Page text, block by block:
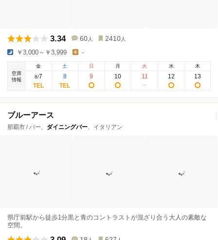
3.34 60 人 2410 人
￥3,000～￥3,999 -
空席
情報
金
8/7
土
8
日
9
月
10
火
11
水
12
木
13
ブルーアース
那覇市 / バー、 ダイニングバー、イタリアン
県庁前駅から徒歩1分黒と青のコントラストが混ざり合う大人の素敵な
空間。